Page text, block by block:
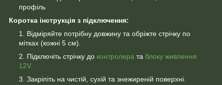
профіль
Коротка інструкція з підключення:
Відміряйте потрібну довжину та обріжте стрічку по
мітках (кожні 5 см).
Підключіть стрічку до контролера та блоку живлення
12V.
Закріпіть на чистій, сухій та знежиреній поверхні.